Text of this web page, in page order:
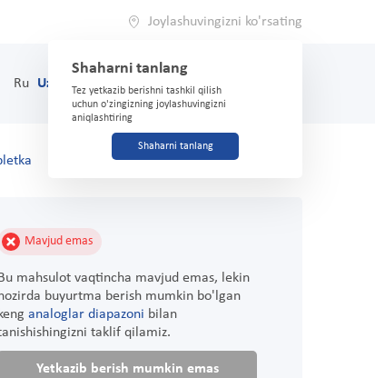
Joylashuvingizni ko'rsating
Shaharni tanlang
Tez yetkazib berishni tashkil qilish
uchun o'zingizning joylashuvingizni
aniqlashtiring
Shaharni tanlang
Ru Uz (71) 200-03-03
Mavjud emas
mahsulot vaqtincha mavjud emas, lekin
buyurtma berish mumkin bo'lgan
analoglar diapazoni bilan
taklif qilamiz.
Yetkazib berish mumkin emas